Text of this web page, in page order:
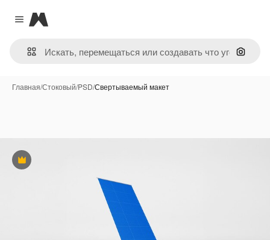
Close menu
Magnific
Поиск
Главная/Стоковый/PSD/Свертываемый макет
Премиум